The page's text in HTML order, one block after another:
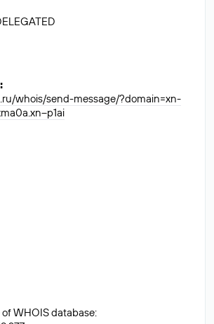
:
whois/send-message/?domain=xn-
p1ai
WHOIS database: